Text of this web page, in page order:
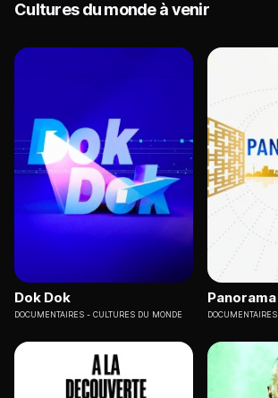
Cultures du monde à venir
Dok Dok
DOCUMENTAIRES CULTURES DU MONDE
Panorama
DOCUMENTAIRES